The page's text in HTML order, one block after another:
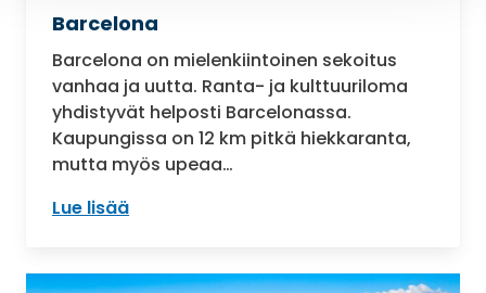
Barcelona
Barcelona on mielenkiintoinen sekoitus
vanhaa ja uutta. Ranta- ja kulttuuriloma
yhdistyvät helposti Barcelonassa.
Kaupungissa on 12 km pitkä hiekkaranta,
mutta myös upeaa…
Lue lisää